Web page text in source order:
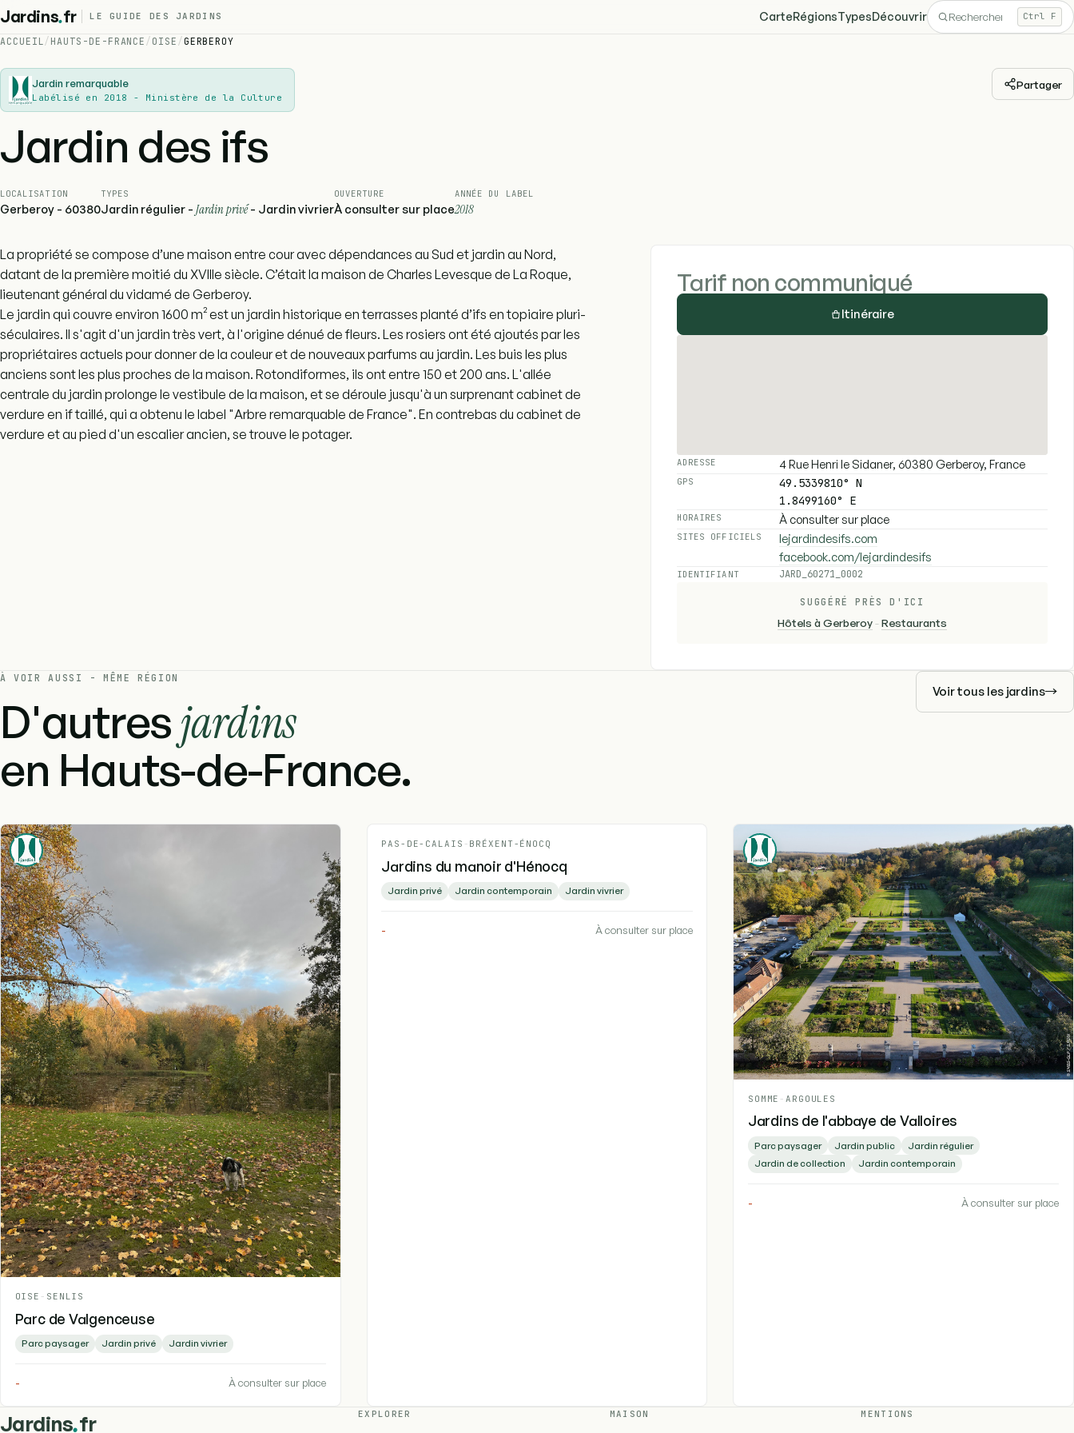
Jardins.fr LE GUIDE DES JARDINS CarteRégionsTypesDécouvrir Ctrl F
ACCUEIL / HAUTS-DE-FRANCE / OISE / GERBEROY
Jardin remarquable
Labélisé en 2018 - Ministère de la Culture
Jardin des ifs
Partager
LOCALISATION
Gerberoy - 60380
TYPES
Jardin régulier - Jardin privé- Jardin vivrier
OUVERTURE
À consulter sur place
ANNÉE DU LABEL
2018
La propriété se compose d’une maison entre cour avec dépendances au Sud et jardin au Nord,
datant de la première moitié du XVIIIe siècle. C’était la maison de Charles Levesque de La Roque,
lieutenant général du vidamé de Gerberoy.
Le jardin qui couvre environ 1600 m² est un jardin historique en terrasses planté d’ifs en topiaire pluri-
séculaires. Il s'agit d'un jardin très vert, à l'origine dénué de fleurs. Les rosiers ont été ajoutés par les
propriétaires actuels pour donner de la couleur et de nouveaux parfums au jardin. Les buis les plus
anciens sont les plus proches de la maison. Rotondiformes, ils ont entre 150 et 200 ans. L'allée
centrale du jardin prolonge le vestibule de la maison, et se déroule jusqu'à un surprenant cabinet de
verdure en if taillé, qui a obtenu le label "Arbre remarquable de France". En contrebas du cabinet de
verdure et au pied d'un escalier ancien, se trouve le potager.
Tarif non communiqué
Itinéraire
ADRESSE 4 Rue Henri le Sidaner, 60380 Gerberoy, France
GPS
49.5339810° N
1.8499160° E
HORAIRES À consulter sur place
SITES OFFICIELS
lejardindesifs.com
facebook.com/lejardindesifs
IDENTIFIANT JARD_60271_0002
SUGGÉRÉ PRÈS D'ICI
Hôtels à Gerberoy-Restaurants
À VOIR AUSSI - MÊME RÉGION
D'autresjardins
en Hauts-de-France.
Voir tous les jardins
OISE - SENLIS
Parc de Valgenceuse
Parc paysager Jardin privé Jardin vivrier
- À consulter sur place
PAS-DE-CALAIS - BRÉXENT-ÉNOCQ
Jardins du manoir d'Hénocq
Jardin privé Jardin contemporain Jardin vivrier
- À consulter sur place
SOMME - ARGOULES
Jardins de l'abbaye de Valloires
Parc paysager Jardin public
Jardin régulier
Jardin de collection
Jardin contemporain
- À consulter sur place
Jardins.fr EXPLORER MAISON MENTIONS